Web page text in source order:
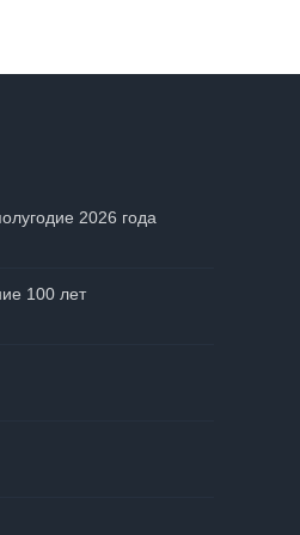
2026 года
100 лет